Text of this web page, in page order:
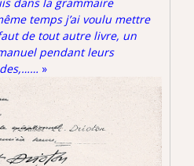
dans la grammaire
temps j’ai voulu mettre
de tout autre livre, un
pendant leurs
»